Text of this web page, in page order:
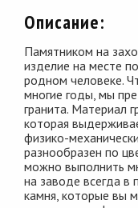
Описание:
Памятником на
изделие на месте
родном человеке.
многие годы, мы
гранита. Материал
которая
физико-
разнообразен по
можно выполнить
на заводе всегда в
камня, которые вы